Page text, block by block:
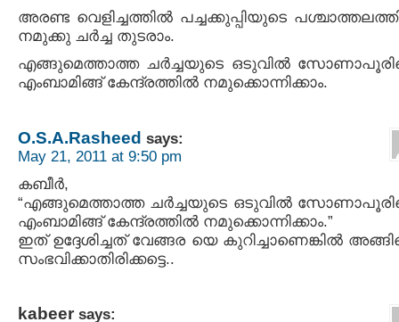
അരണ്ട വെളിച്ചത്തില്‍ പച്ചക്കുപ്പിയുടെ
നമുക്കു ചര്‍ച്ച തുടരാം.
എങ്ങുമെത്താത്ത ചര്‍ച്ചയുടെ ഒടുവില്‍
എംബാമിങ്ങ് കേന്ദ്രത്തില്‍ നമുക്കൊന്നിക്കാം.
O.S.A.Rasheed says:
May 21, 2011 at 9:50 pm
കബീര്‍,
“എങ്ങുമെത്താത്ത ചര്‍ച്ചയുടെ ഒടുവില്‍
എംബാമിങ്ങ് കേന്ദ്രത്തില്‍ നമുക്കൊന്നിക്കാം.”
ഇത് ഉദ്ദേശിച്ചത് വേങ്ങര യെ കുറിച്ചാണെങ്കിൽ
സംഭവിക്കാതിരിക്കട്ടെ..
kabeer says: